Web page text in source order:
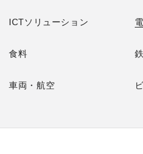
ICTソリューション
食料
車両・航空